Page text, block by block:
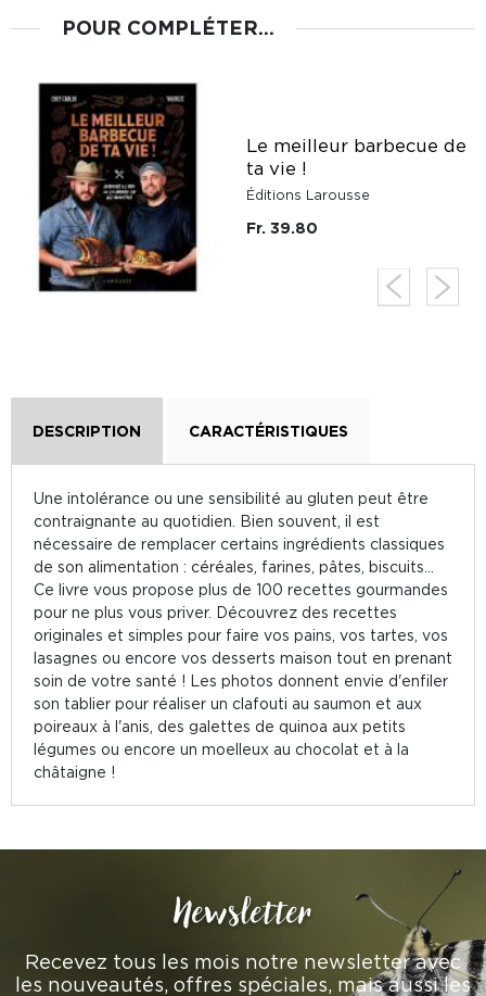
POUR COMPLÉTER...
Le meilleur barbecue de
ta vie !
Éditions Larousse
Fr. 39.80
DESCRIPTION CARACTÉRISTIQUES
Une intolérance ou une sensibilité au gluten peut être
contraignante au quotidien. Bien souvent, il est
nécessaire de remplacer certains ingrédients classiques
de son alimentation : céréales, farines, pâtes, biscuits...
Ce livre vous propose plus de 100 recettes gourmandes
pour ne plus vous priver. Découvrez des recettes
originales et simples pour faire vos pains, vos tartes, vos
lasagnes ou encore vos desserts maison tout en prenant
soin de votre santé ! Les photos donnent envie d'enfiler
son tablier pour réaliser un clafouti au saumon et aux
poireaux à l'anis, des galettes de quinoa aux petits
légumes ou encore un moelleux au chocolat et à la
châtaigne !
Newsletter
Recevez tous les mois notre newsletter avec
les nouveautés, offres spéciales, mais aussi les